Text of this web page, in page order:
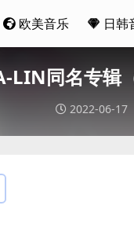
欧美音乐 日韩
LIN同名专
2022-06-17